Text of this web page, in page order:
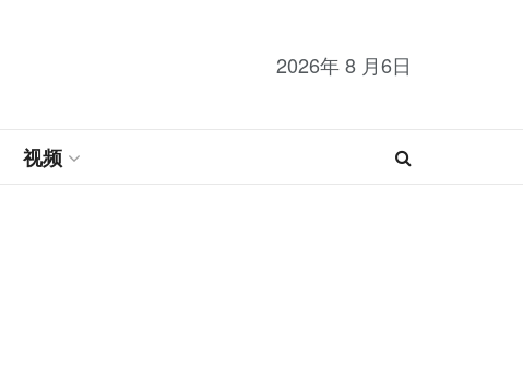
2026年 8 月6日
视频